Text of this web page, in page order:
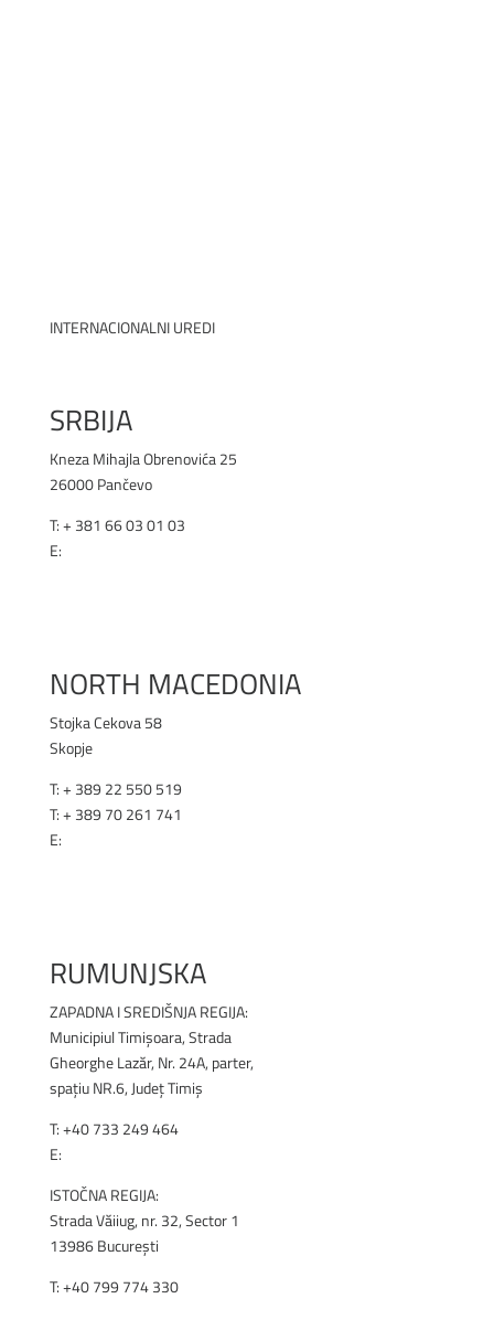
INTERNACIONALNI UREDI
SRBIJA
Kneza Mihajla Obrenovića 25
26000 Pančevo
T: + 381 66 03 01 03
E:
NORTH MACEDONIA
Stojka Cekova 58
Skopje
T: + 389 22 550 519
T: + 389 70 261 741
E:
RUMUNJSKA
ZAPADNA I SREDIŠNJA REGIJA:
Municipiul Timișoara, Strada
Gheorghe Lazăr, Nr. 24A, parter,
spațiu NR.6, Județ Timiș
T: +40 733 249 464
E:
ISTOČNA REGIJA:
Strada Văiiug, nr. 32, Sector 1
13986 București
T:+40 799 774 330